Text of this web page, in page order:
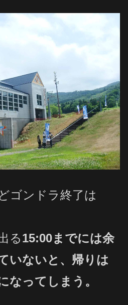
ゴンドラ終了は
る15:00までには余
いないと、帰りは
なってしまう。